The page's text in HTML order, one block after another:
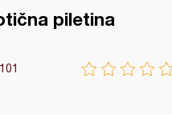
piletina